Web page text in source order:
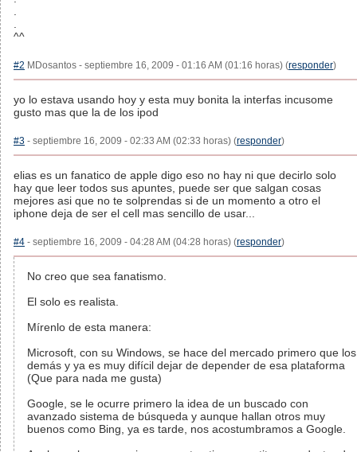
^^
#2 MDosantos - septiembre 16, 2009 - 01:16 AM (01:16 horas) (responder)
yo lo estava usando hoy y esta muy bonita la interfas incusome
gusto mas que la de los ipod
#3 - septiembre 16, 2009 - 02:33 AM (02:33 horas) (responder)
elias es un fanatico de apple digo eso no hay ni que decirlo solo
hay que leer todos sus apuntes, puede ser que salgan cosas
mejores asi que no te solprendas si de un momento a otro el
iphone deja de ser el cell mas sencillo de usar...
#4 - septiembre 16, 2009 - 04:28 AM (04:28 horas) (responder)
No creo que sea fanatismo.
El solo es realista.
Mírenlo de esta manera:
Microsoft, con su Windows, se hace del mercado primero que los
demás y ya es muy difícil dejar de depender de esa plataforma
(Que para nada me gusta)
Google, se le ocurre primero la idea de un buscado con
avanzado sistema de búsqueda y aunque hallan otros muy
buenos como Bing, ya es tarde, nos acostumbramos a Google.